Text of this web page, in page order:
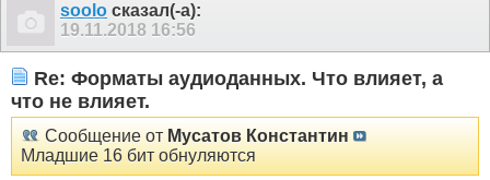
soolo сказал(-а):
19.11.2018 16:56
Re: Форматы аудиоданных. Что влияет, а
что не влияет.
Сообщение от Мусатов Константин
Младшие 16 бит обнуляются